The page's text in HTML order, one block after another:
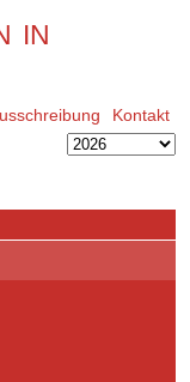
in
Kontakt